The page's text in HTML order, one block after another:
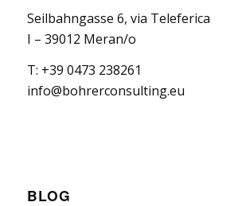
Seilbahngasse 6, via Teleferica
I – 39012 Meran/o
T: +39 0473 238261
info@bohrerconsulting.eu
BLOG